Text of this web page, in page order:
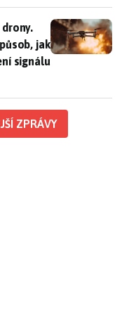
Expert našel
jak
signálu
ZPRÁVY